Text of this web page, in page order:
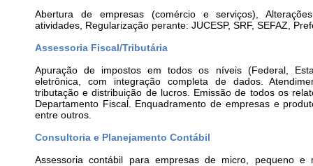
Abertura de empresas (comércio e serviços),
atividades, Regularização perante: JUCESP, SRF, SEFAZ,
Assessoria Fiscal/Tributária
Apuração de impostos em todos os níveis (Federal,
eletrônica, com integração completa de dados.
tributação e distribuição de lucros. Emissão de todos os
Departamento Fiscal. Enquadramento de empresas e
entre outros.
Consultoria e Planejamento Contábil
Assessoria contábil para empresas de micro, pequeno e